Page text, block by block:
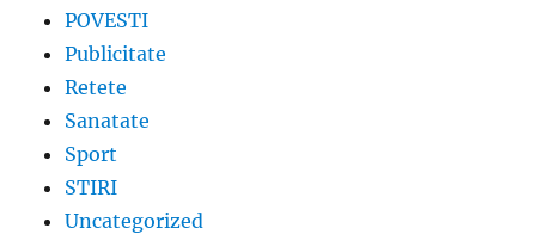
POVESTI
Publicitate
Retete
Sanatate
Sport
STIRI
Uncategorized